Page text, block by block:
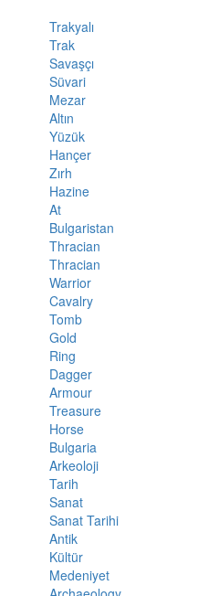
Trakyalı
Trak
Savaşçı
Süvari
Mezar
Altın
Yüzük
Hançer
Zırh
Hazine
At
Bulgaristan
Thracian
Thracian
Warrior
Cavalry
Tomb
Gold
Ring
Dagger
Armour
Treasure
Horse
Bulgaria
Arkeoloji
Tarih
Sanat
Sanat Tarihi
Antik
Kültür
Medeniyet